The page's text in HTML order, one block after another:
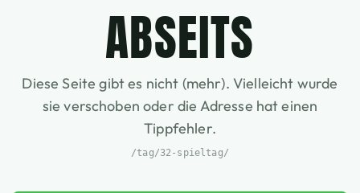
ABSEITS
Diese Seite gibt es nicht (mehr). Vielleicht wurde
sie verschoben oder die Adresse hat einen
Tippfehler.
/tag/32-spieltag/